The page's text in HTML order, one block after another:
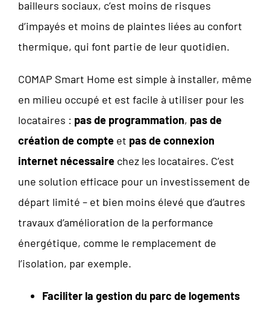
bailleurs sociaux, c’est moins de risques
d’impayés et moins de plaintes liées au confort
thermique, qui font partie de leur quotidien.
COMAP Smart Home est simple à installer, même
en milieu occupé et est facile à utiliser pour les
locataires : pas de programmation, pas de
création de compte et pas de connexion
internet nécessaire chez les locataires. C’est
une solution efficace pour un investissement de
départ limité – et bien moins élevé que d’autres
travaux d’amélioration de la performance
énergétique, comme le remplacement de
l’isolation, par exemple.
Faciliter la gestion du parc de logements